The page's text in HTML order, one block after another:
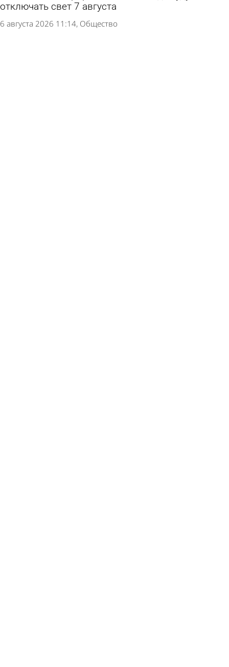
отключать свет 7 августа
6 августа 2026 11:14 Общество